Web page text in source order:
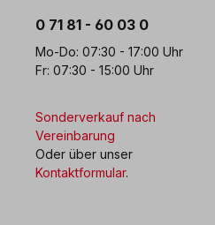
0 71 81 - 60 03 0
Mo-Do: 07:30 - 17:00 Uhr
Fr: 07:30 - 15:00 Uhr
Sonderverkauf nach
Vereinbarung
Oder über unser
Kontaktformular.